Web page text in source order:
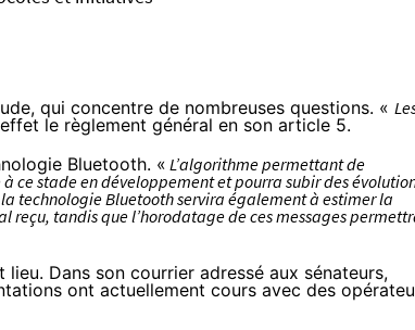
qui concentre de nombreuses questions. «
le règlement général en son article 5.
Bluetooth. « L’algorithme permettant de
stade en développement et pourra subir des
la technologie Bluetooth servira également à estimer la
reçu, tandis que l’horodatage de ces messages
lieu. Dans son courrier adressé aux sénateurs,
ont actuellement cours avec des